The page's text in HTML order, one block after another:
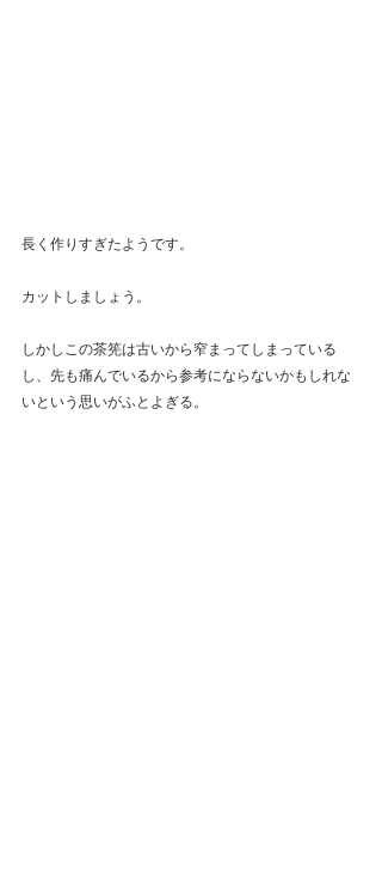
長く作りすぎたようです。
カットしましょう。
しかしこの茶筅は古いから窄まってしまっている
し、先も痛んでいるから参考にならないかもしれな
いという思いがふとよぎる。